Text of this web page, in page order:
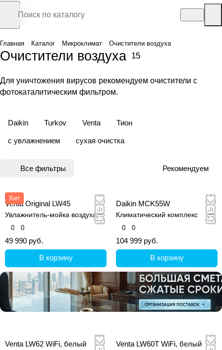
Главная Каталог Микроклимат Очистители воздуха
Очистители воздуха 15
Для уничтожения вирусов рекомендуем очистители с
фотокаталитическим фильтром.
Daikin Turkov Venta Тион
с увлажнением сухая очистка
Все фильтры Рекомендуем
Хит
Venta Original LW45
Увлажнитель-мойка воздуха
0 0
49 990 руб.
В корзину
Daikin MCK55W
Климатический комплекс
0 0
104 999 руб.
В корзину
Venta LW62 WiFi, белый Venta LW60T WiFi, белый